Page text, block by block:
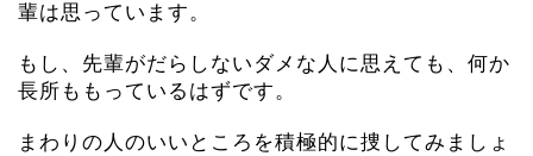
輩は思っています。
もし、先輩がだらしないダメな人に思えても、何か
長所ももっているはずです。
まわりの人のいいところを積極的に捜してみましょ